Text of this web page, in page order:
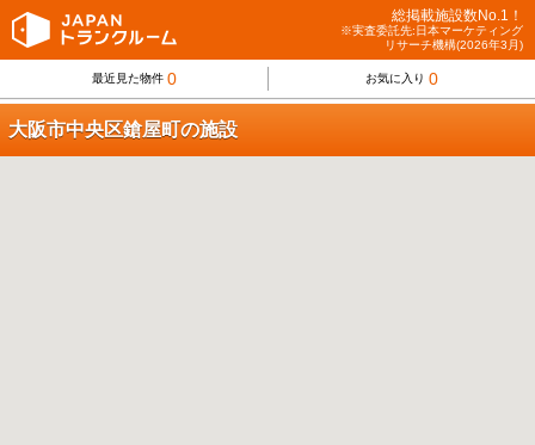
総掲載施設数No.1！
※実査委託先:日本マーケティング
リサーチ機構(2026年3月)
最近見た物件 0 お気に入り 0
大阪市中央区鎗屋町の施設